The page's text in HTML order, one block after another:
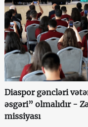
Diaspor gəncləri
əsgəri” olmalıdır -
missiyası